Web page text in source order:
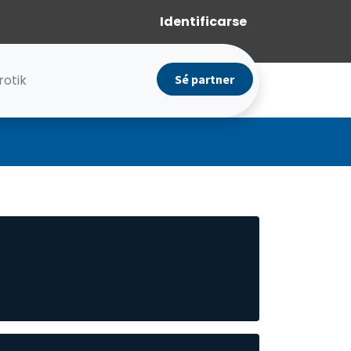
Identificarse
Sé partner